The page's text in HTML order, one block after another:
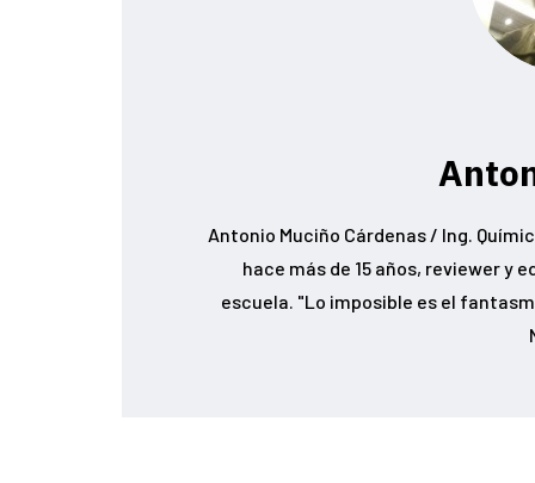
Antonio Muciño Cárdenas / Ing.
hace más de 15 años, reviewer y
escuela. "Lo imposible es el